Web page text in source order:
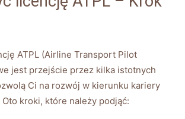
ATPL (Airline Transport Pilot
jest przejście przez kilka istotnych
Ci na rozwój w kierunku kariery
kroki, które należy podjąć: